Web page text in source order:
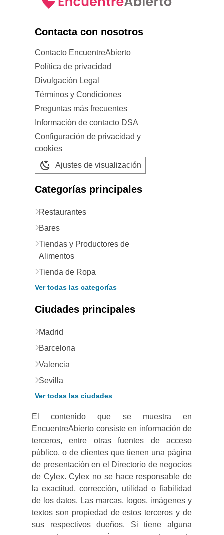
Contacta con nosotros
Contacto EncuentreAbierto
Política de privacidad
Divulgación Legal
Términos y Condiciones
Preguntas más frecuentes
Información de contacto DSA
Configuración de privacidad y
cookies
Ajustes de visualización
Categorías principales
Restaurantes
Bares
Tiendas y Productores de
Alimentos
Tienda de Ropa
Ver todas las categorías
Ciudades principales
Madrid
Barcelona
Valencia
Sevilla
Ver todas las ciudades
El contenido que se muestra en
EncuentreAbierto consiste en información de
terceros, entre otras fuentes de acceso
público, o de clientes que tienen una página
de presentación en el Directorio de negocios
de Cylex. Cylex no se hace responsable de
la exactitud, corrección, utilidad o fiabilidad
de los datos. Las marcas, logos, imágenes y
textos son propiedad de estos terceros y de
sus respectivos dueños. Si tiene alguna